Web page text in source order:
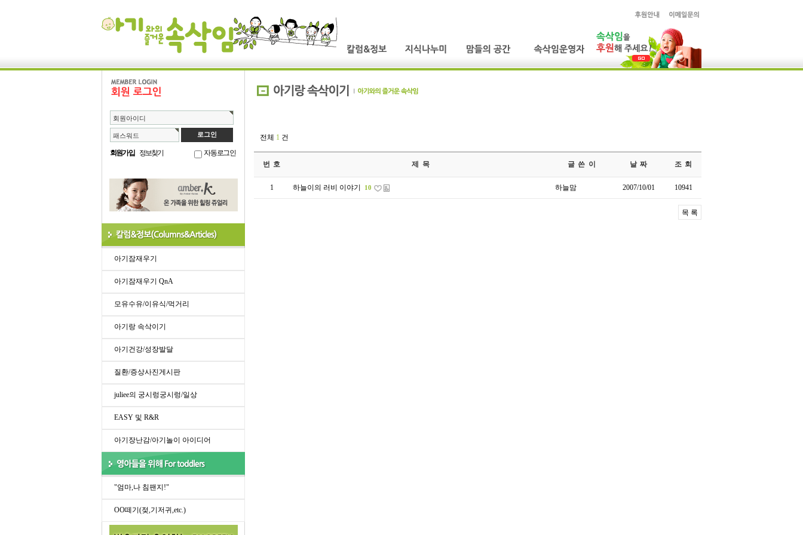
회원아이디
패스워드
회원가입 정보찾기 자동로그인
아기잠재우기
아기잠재우기 QnA
모유수유/이유식/먹거리
아기랑 속삭이기
아기건강/성장발달
질환/증상사진게시판
juliee의 궁시렁궁시렁/일상
EASY 및 R&R
아기장난감/아기놀이 아이디어
"엄마,나 침팬지!"
OO떼기(젖,기저귀,etc.)
전체 1 건
번 호 제 목 글 쓴 이 날 짜 조 회
1 하늘이의 러비 이야기 10 하늘맘 2007/10/01 10941
목 록